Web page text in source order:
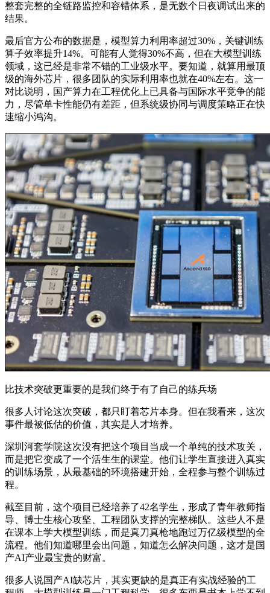
整套完整的全链路监控和容错体系，是无数个日夜调试出来的
结果。
最后官方公布的数据是，模型算力利用率超过30%，关键训练
算子效率提升14%。可能有人觉得30%不高，但在大模型训练
领域，这已经是非常不错的工业级水平。要知道，就算用最顶
级的海外芯片，很多团队的实际利用率也就在40%左右。这一
对比说明，国产算力在工程优化上已具备与国际水平竞争的能
力，尽管单卡性能仍有差距，但系统级协同与调度策略正在快
速缩小鸿沟。
比技术突破更重要的是我们终于有了自己的练兵场
很多人讨论这次突破，都只盯着芯片本身。但在我看来，这次
事件最被低估的价值，其实是人才培养。
深圳河套学院这次没有把这个项目当成一个单纯的技术攻关，
而是把它变成了一个活生生的课堂。他们让学生直接进入真实
的训练场景，从最基础的环境搭建开始，全程参与整个训练过
程。
截至目前，这个项目已经培养了42名学生，形成了青年教师指
导、博士生核心攻坚、工程团队支撑的完整梯队。这些人不是
在课本上学大模型训练，而是真刀真枪地跑过万亿级模型的全
流程。他们知道哪里会出问题，知道怎么解决问题，这才是国
产AI产业最宝贵的财富。
很多人说国产AI缺芯片，其实更缺的是真正有实战经验的工